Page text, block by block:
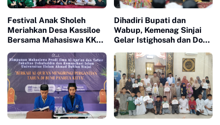
Festival Anak Sholeh
Meriahkan Desa Kassiloe
Bersama Mahasiswa KKN
Dihadiri Bupati dan
Wabup, Kemenag Sinjai
Gelar Istighosah dan Doa
Keselamatan Bangsa